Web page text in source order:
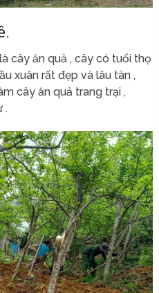
cây ăn quả , cây có tuổi thọ
xuân rất đẹp và lâu tàn ,
cây ăn quả trang trại ,
.